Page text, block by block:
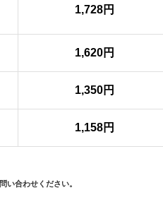
1,728円
1,620円
1,350円
1,158円
い合わせください。